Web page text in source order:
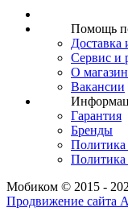
Помощь
Доставка
Сервис и
О
Вакансии
Гарантия
Бренды
Политика
Политика
Мобиком © 2015 -
Продвижение сайта